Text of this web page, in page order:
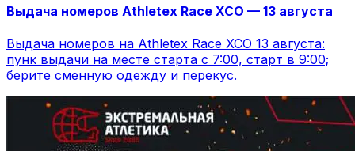
Выдача номеров Athletex Race XCO — 13 августа
Выдача номеров на Athletex Race XCO 13 августа:
пунк выдачи на месте старта с 7:00, старт в 9:00;
берите сменную одежду и перекус.